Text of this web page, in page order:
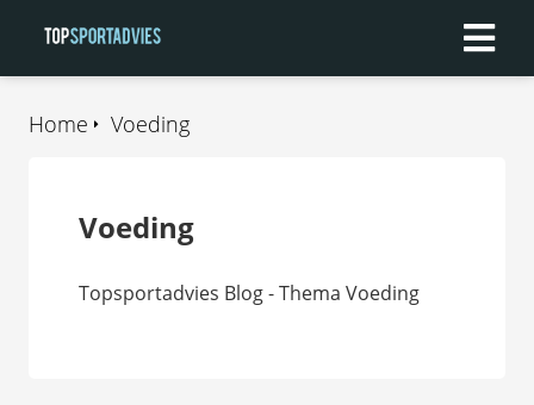
Voeding
Home
Voeding
Topsportadvies Blog - Thema Voeding